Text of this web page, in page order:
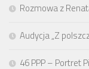
Rozmowa z
Audycja „Z
46 PPP – Portret